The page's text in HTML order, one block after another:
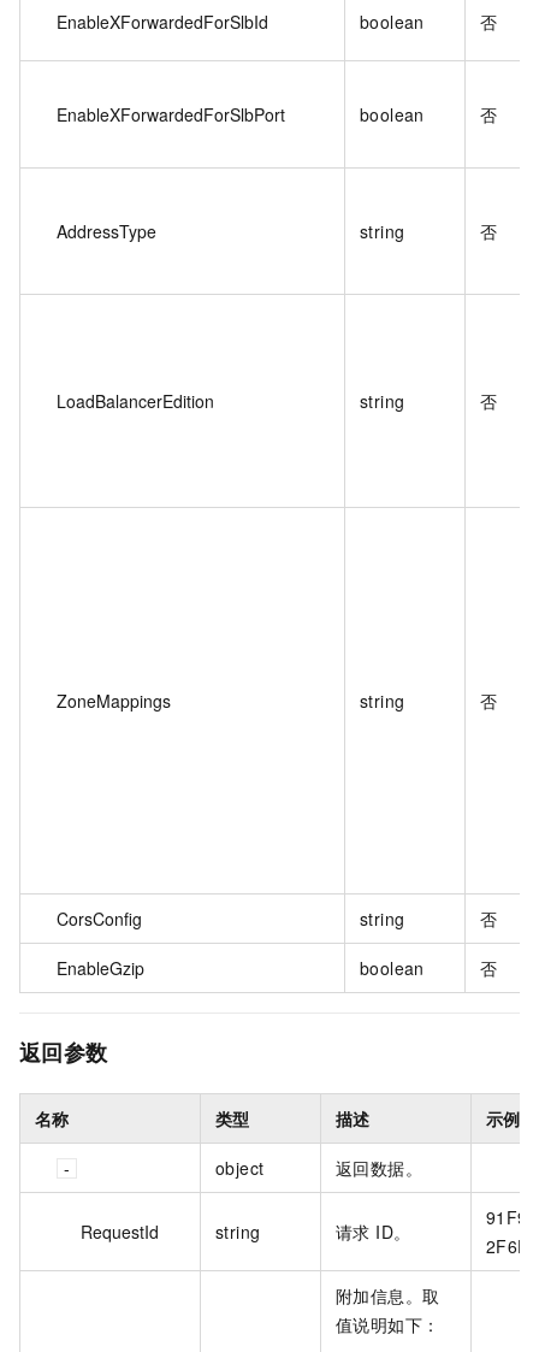
EnableXForwardedForSlbId boolean 否
EnableXForwardedForSlbPort boolean 否
AddressType string 否
LoadBalancerEdition string 否
ZoneMappings string 否
CorsConfig string 否
EnableGzip boolean 否
返回参数
名称 类型 描述 示例值
object 返回数据。
RequestId string 请求 ID。
附加信息。取
值说明如下：